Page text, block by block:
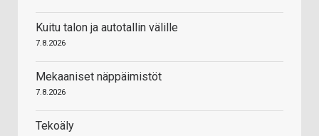
Kuitu talon ja autotallin välille
7.8.2026
Mekaaniset näppäimistöt
7.8.2026
Tekoäly